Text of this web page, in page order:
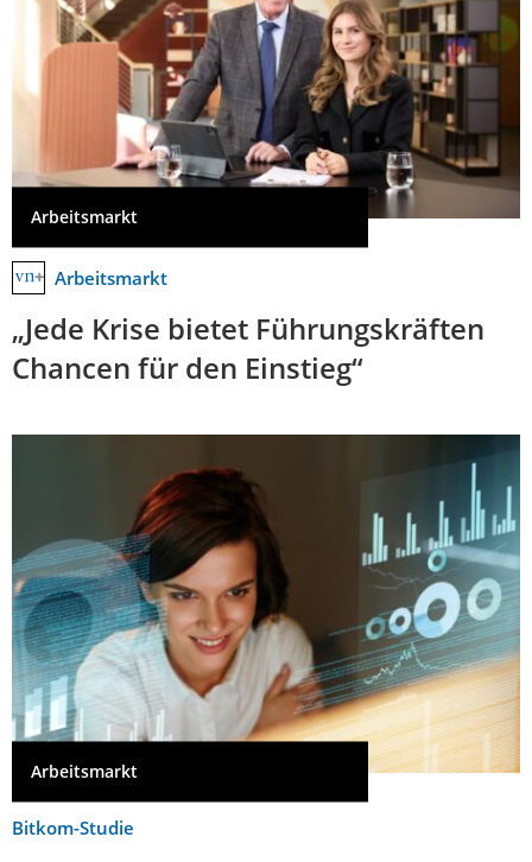
Arbeitsmarkt
Arbeitsmarkt
„Jede Krise bietet Führungskräften
Chancen für den Einstieg“
Arbeitsmarkt
Bitkom-Studie